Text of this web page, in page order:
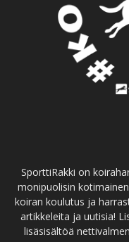
SporttiRakki on
monipuolisin
koiran koulutus ja
artikkeleita ja uutisia!
lisäsisältöä